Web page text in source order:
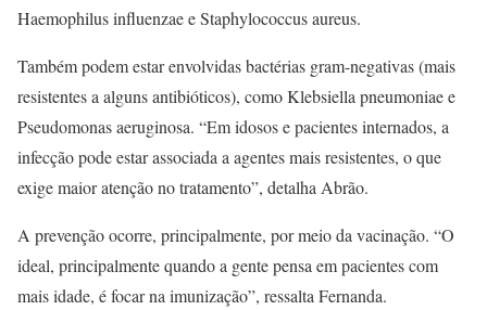
Haemophilus influenzae e Staphylococcus aureus.
Também podem estar envolvidas bactérias gram-negativas (mais
resistentes a alguns antibióticos), como Klebsiella pneumoniae e
Pseudomonas aeruginosa. “Em idosos e pacientes internados, a
infecção pode estar associada a agentes mais resistentes, o que
exige maior atenção no tratamento”, detalha Abrão.
A prevenção ocorre, principalmente, por meio da vacinação. “O
ideal, principalmente quando a gente pensa em pacientes com
mais idade, é focar na imunização”, ressalta Fernanda.